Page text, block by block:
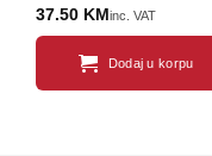
37.50 KM inc. VAT
Dodaj u korpu